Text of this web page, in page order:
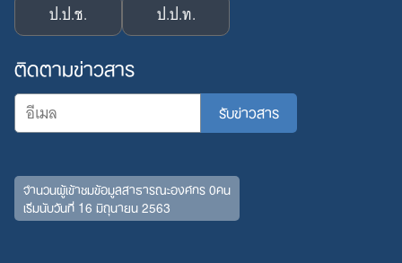
Search
for:
ป.ป.ช. ป.ป.ท.
ติดตามข่าวสาร
จำนวนผู้เข้าชมข้อมูลสาธารณะองค์กร 0คน
เริ่มนับวันที่ 16 มิถุนายน 2563